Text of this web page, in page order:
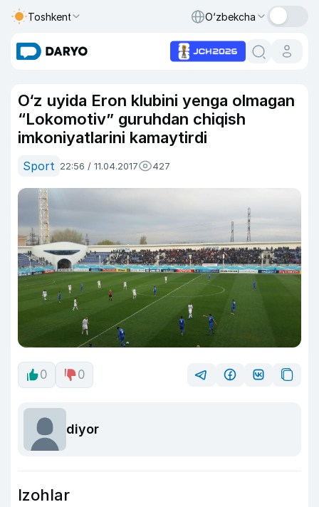
Toshkent O‘zbekcha
O‘z uyida Eron klubini yenga olmagan
“Lokomotiv” guruhdan chiqish
imkoniyatlarini kamaytirdi
Sport 22:56 / 11.04.2017 427
0 0
diyor
Izohlar